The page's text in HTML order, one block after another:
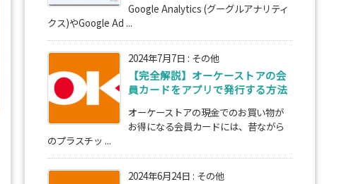
Google Analytics (グーグルアナリティ
クス)やGoogle Ad ...
2024年7月7日 : その他
【完全解説】オーケーストアの会
員カードをアプリで発行する方法
オーケーストアの現金でのお買い物が
お得になる会員カードには、昔ながら
のプラスチッ ...
2024年6月24日 : その他